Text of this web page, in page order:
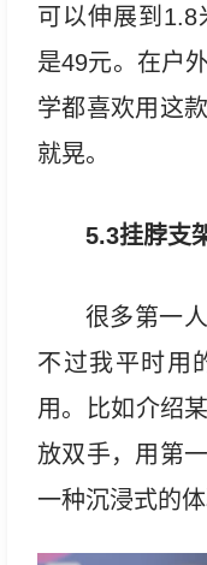
可以伸展到
是49元。在户
学都喜欢用这
就晃。
5.3挂脖支
很多第一
不过我平时用
用。比如介绍
放双手，用第
一种沉浸式的体